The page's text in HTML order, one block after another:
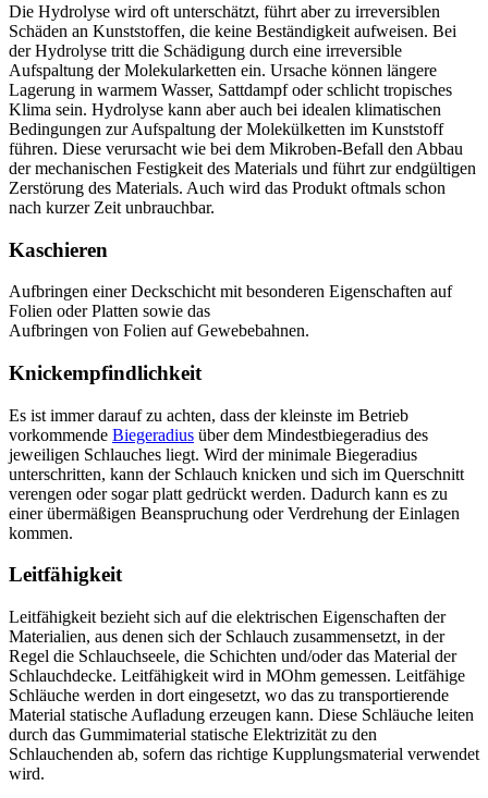
Die Hydrolyse wird oft unterschätzt, führt aber zu irreversiblen
Schäden an Kunststoffen, die keine Beständigkeit aufweisen. Bei
der Hydrolyse tritt die Schädigung durch eine irreversible
Aufspaltung der Molekularketten ein. Ursache können längere
Lagerung in warmem Wasser, Sattdampf oder schlicht tropisches
Klima sein. Hydrolyse kann aber auch bei idealen klimatischen
Bedingungen zur Aufspaltung der Molekülketten im Kunststoff
führen. Diese verursacht wie bei dem Mikroben-Befall den Abbau
der mechanischen Festigkeit des Materials und führt zur endgültigen
Zerstörung des Materials. Auch wird das Produkt oftmals schon
nach kurzer Zeit unbrauchbar.
Kaschieren
Aufbringen einer Deckschicht mit besonderen Eigenschaften auf
Folien oder Platten sowie das
Aufbringen von Folien auf Gewebebahnen.
Knickempfindlichkeit
Es ist immer darauf zu achten, dass der kleinste im Betrieb
vorkommende Biegeradius über dem Mindestbiegeradius des
jeweiligen Schlauches liegt. Wird der minimale Biegeradius
unterschritten, kann der Schlauch knicken und sich im Querschnitt
verengen oder sogar platt gedrückt werden. Dadurch kann es zu
einer übermäßigen Beanspruchung oder Verdrehung der Einlagen
kommen.
Leitfähigkeit
Leitfähigkeit bezieht sich auf die elektrischen Eigenschaften der
Materialien, aus denen sich der Schlauch zusammensetzt, in der
Regel die Schlauchseele, die Schichten und/oder das Material der
Schlauchdecke. Leitfähigkeit wird in MOhm gemessen. Leitfähige
Schläuche werden in dort eingesetzt, wo das zu transportierende
Material statische Aufladung erzeugen kann. Diese Schläuche leiten
durch das Gummimaterial statische Elektrizität zu den
Schlauchenden ab, sofern das richtige Kupplungsmaterial verwendet
wird.